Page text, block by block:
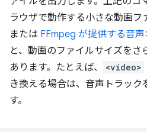
ラウザで動作する小さな動画フ
または FFmpeg が提供する音
と、動画のファイルサイズを
あります。たとえば、
<video>
き換える場合は、音声トラック
す。